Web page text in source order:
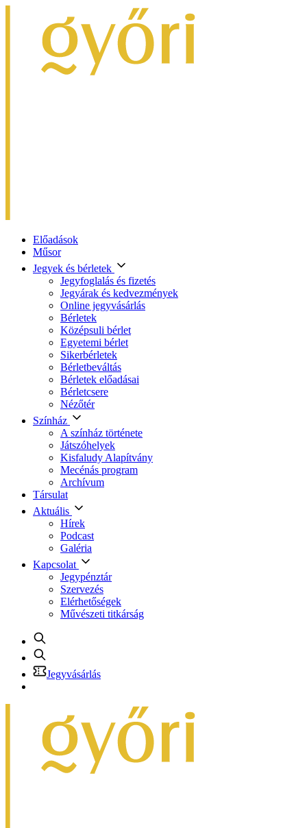
Előadások
Műsor
Jegyek és bérletek
Jegyfoglalás és fizetés
Jegyárak és kedvezmények
Online jegyvásárlás
Bérletek
Középsuli bérlet
Egyetemi bérlet
Sikerbérletek
Bérletbeváltás
Bérletek előadásai
Bérletcsere
Nézőtér
Színház
A színház története
Játszóhelyek
Kisfaludy Alapítvány
Mecénás program
Archívum
Társulat
Aktuális
Hírek
Podcast
Galéria
Kapcsolat
Jegypénztár
Szervezés
Elérhetőségek
Művészeti titkárság
Jegyvásárlás